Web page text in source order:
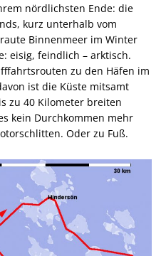
nördlichsten Ende: die
kurz unterhalb vom
Binnenmeer im Winter
eisig, feindlich – arktisch.
zu den Häfen im
ist die Küste mitsamt
zu 40 Kilometer breiten
kein Durchkommen mehr
Oder zu Fuß.